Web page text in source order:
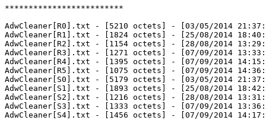
*************************
AdwCleaner[R0].txt - [5210 octets] - [03/05/2014
AdwCleaner[R1].txt - [1824 octets] - [25/08/2014
AdwCleaner[R2].txt - [1154 octets] - [28/08/2014
AdwCleaner[R3].txt - [1271 octets] - [07/09/2014
AdwCleaner[R4].txt - [1395 octets] - [07/09/2014
AdwCleaner[R5].txt - [1075 octets] - [07/09/2014
AdwCleaner[S0].txt - [5179 octets] - [03/05/2014
AdwCleaner[S1].txt - [1893 octets] - [25/08/2014
AdwCleaner[S2].txt - [1216 octets] - [28/08/2014
AdwCleaner[S3].txt - [1333 octets] - [07/09/2014
AdwCleaner[S4].txt - [1456 octets] - [07/09/2014